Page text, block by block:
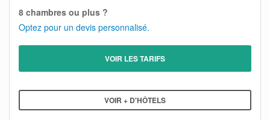
8 chambres ou plus ?
Optez pour un devis personnalisé.
VOIR LES TARIFS
VOIR + D'HÔTELS